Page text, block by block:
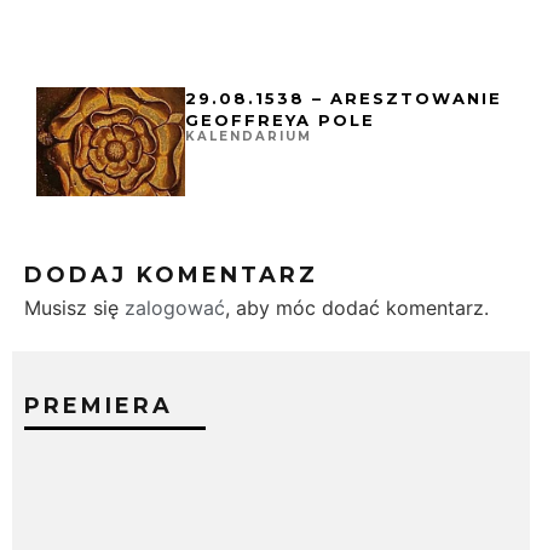
29.08.1538 – ARESZTOWANIE
GEOFFREYA POLE
KALENDARIUM
DODAJ KOMENTARZ
Musisz się zalogować, aby móc dodać komentarz.
PREMIERA